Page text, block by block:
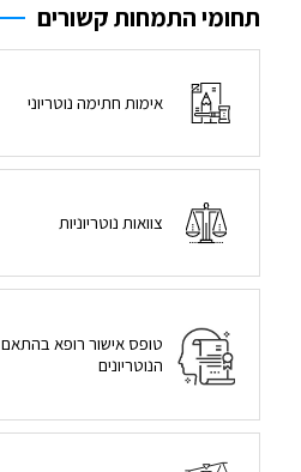
תחומי התמחות קשורים
אימות חתימה נוטריוני
צוואות נוטריוניות
הנוטריונים